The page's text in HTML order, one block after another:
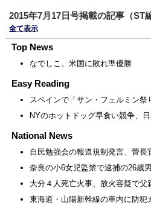
2015年7月17日号掲載の記事（ST
全て表示
Top News
なでしこ、米国に敗れ準優勝
Easy Reading
スペインで「サン・フェルミン祭
NYのホットドッグ早食い競争、
National News
自民勉強会の報道規制発言、菅長
奈良の小6女児監禁で逮捕の26歳
大分４人死亡火事、放火容疑で父
東海道・山陽新幹線の車内に防犯